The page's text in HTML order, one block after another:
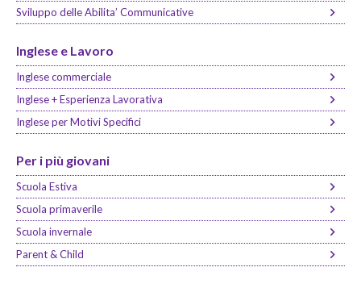
Sviluppo delle Abilita’ Communicative
Inglese e Lavoro
Inglese commerciale
Inglese + Esperienza Lavorativa
Inglese per Motivi Specifici
Per i più giovani
Scuola Estiva
Scuola primaverile
Scuola invernale
Parent & Child